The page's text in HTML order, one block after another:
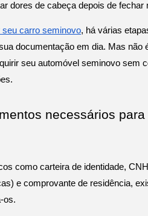
dores de cabeça depois de fechar
carro seminovo, há várias
documentação em dia. Mas não
seu automóvel seminovo sem
necessários
como carteira de identidade,
e comprovante de residência,
os.